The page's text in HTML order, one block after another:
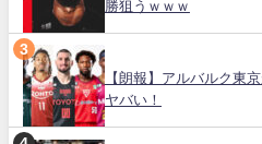
勝狙うｗｗｗ
【朗報】アルバルク東
ヤバい！